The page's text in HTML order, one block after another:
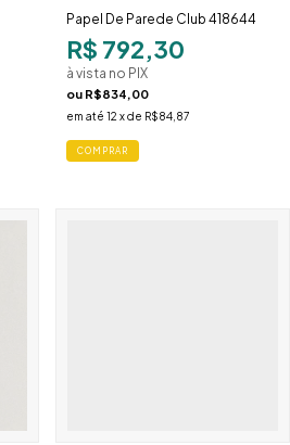
Papel De Parede Club 418644
R$ 792,30
à vista no PIX
ou R$834,00
em até 12 x de R$84,87